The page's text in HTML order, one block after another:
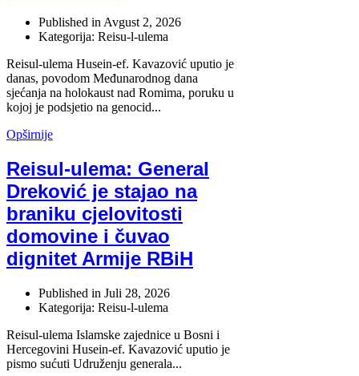
Published in Avgust 2, 2026
Kategorija: Reisu-l-ulema
Reisul-ulema Husein-ef. Kavazović uputio je
danas, povodom Međunarodnog dana
sjećanja na holokaust nad Romima, poruku u
kojoj je podsjetio na genocid...
Opširnije
Reisul-ulema: General
Dreković je stajao na
braniku cjelovitosti
domovine i čuvao
dignitet Armije RBiH
Published in Juli 28, 2026
Kategorija: Reisu-l-ulema
Reisul-ulema Islamske zajednice u Bosni i
Hercegovini Husein-ef. Kavazović uputio je
pismo sućuti Udruženju generala...